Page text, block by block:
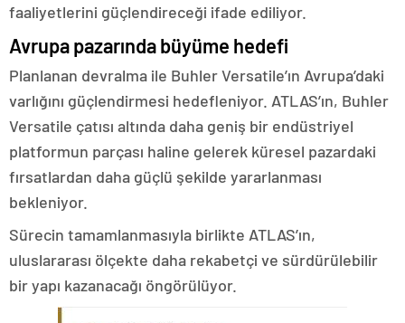
faaliyetlerini güçlendireceği ifade ediliyor.
Avrupa pazarında büyüme hedefi
Planlanan devralma ile Buhler Versatile’ın Avrupa’daki
varlığını güçlendirmesi hedefleniyor. ATLAS’ın, Buhler
Versatile çatısı altında daha geniş bir endüstriyel
platformun parçası haline gelerek küresel pazardaki
fırsatlardan daha güçlü şekilde yararlanması
bekleniyor.
Sürecin tamamlanmasıyla birlikte ATLAS’ın,
uluslararası ölçekte daha rekabetçi ve sürdürülebilir
bir yapı kazanacağı öngörülüyor.